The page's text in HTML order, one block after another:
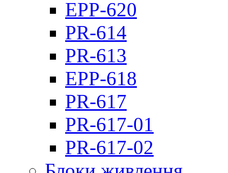
EPP-620
PR-614
PR-613
EPP-618
PR-617
PR-617-01
PR-617-02